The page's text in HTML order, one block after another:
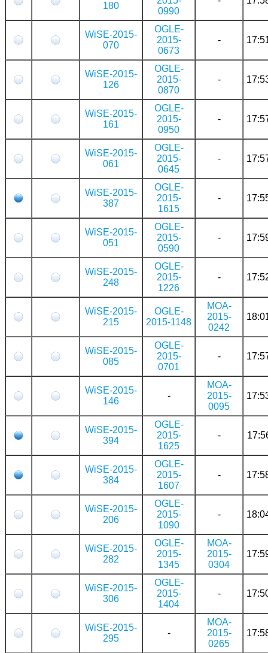
180
0990
WiSE-2015-
070
OGLE-
2015-
0673
-
WiSE-2015-
126
OGLE-
2015-
0870
-
WiSE-2015-
161
OGLE-
2015-
0950
-
WiSE-2015-
061
OGLE-
2015-
0645
-
WiSE-2015-
387
OGLE-
2015-
1615
-
WiSE-2015-
051
OGLE-
2015-
0590
-
WiSE-2015-
248
OGLE-
2015-
1226
-
WiSE-2015-
215
OGLE-
2015-1148
MOA-
2015-
0242
WiSE-2015-
085
OGLE-
2015-
0701
-
WiSE-2015-
146
-
MOA-
2015-
0095
WiSE-2015-
394
OGLE-
2015-
1625
-
WiSE-2015-
384
OGLE-
2015-
1607
-
WiSE-2015-
206
OGLE-
2015-
1090
-
WiSE-2015-
282
OGLE-
2015-
1345
MOA-
2015-
0304
WiSE-2015-
306
OGLE-
2015-
1404
-
WiSE-2015-
295
-
MOA-
2015-
0265